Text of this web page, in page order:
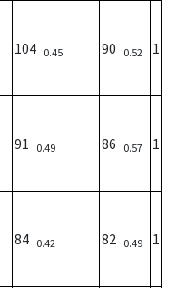
104 0.45 90 0.52 1
91 0.49 86 0.57 1
84 0.42 82 0.49 1